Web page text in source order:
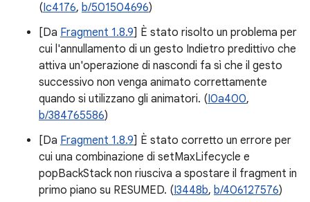
(Ic4176, b/501504696)
[Da Fragment 1.8.9] È stato risolto un problema per
cui l'annullamento di un gesto Indietro predittivo che
attiva un'operazione di nascondi fa sì che il gesto
successivo non venga animato correttamente
quando si utilizzano gli animatori. (I0a400,
b/384765586)
[Da Fragment 1.8.9] È stato corretto un errore per
cui una combinazione di setMaxLifecycle e
popBackStack non riusciva a spostare il fragment in
primo piano su RESUMED. (I3448b, b/406127576)